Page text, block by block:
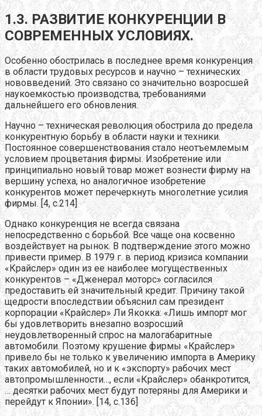
1.3. РАЗВИТИЕ КОНКУРЕНЦИИ В
СОВРЕМЕННЫХ УСЛОВИЯХ.
Особенно обострилась в последнее время конкуренция
в области трудовых ресурсов и научно – технических
нововведений. Это связано со значительно возросшей
наукоемкостью производства, требованиями
дальнейшего его обновления.
Научно – техническая революция обострила до предела
конкурентную борьбу в области науки и техники.
Постоянное совершенствования стало неотъемлемым
условием процветания фирмы. Изобретение или
принципиально новый товар может вознести фирму на
вершину успеха, но аналогичное изобретение
конкурентов может перечеркнуть многолетние усилия
фирмы. [4, с.214]
Однако конкуренция не всегда связана
непосредственно с борьбой. Все чаще она косвенно
воздействует на рынок. В подтверждение этого можно
привести пример. В 1979 г. в период кризиса компании
«Крайслер» один из ее наиболее могущественных
конкурентов – «Дженерал моторс» согласился
предоставить ей значительный кредит. Причину такой
щедрости впоследствии объяснил сам президент
корпорации «Крайслер» Ли Якокка: «Лишь импорт мог
бы удовлетворить внезапно возросший
неудовлетворенный спрос на малогабаритные
автомобили. Поэтому крушение фирмы «Крайслер»
привело бы не только к увеличению импорта в Америку
таких автомобилей, но и к «экспорту» рабочих мест
автопромышленности…, если «Крайслер» обанкротится,
… десятки рабочих мест будут потеряны для Америки и
перейдут к Японии». [14, с.136]